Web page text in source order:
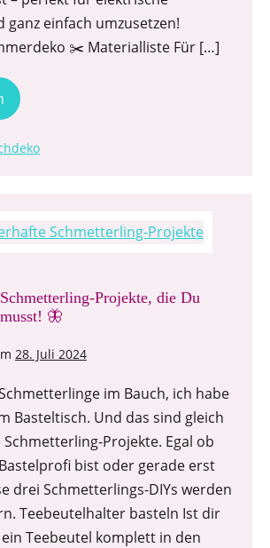
ganz einfach umzusetzen!
✂️ Materialliste Für […]
Projekte, die Du
🦋
28. Juli 2024
im Bauch, ich habe
Basteltisch. Und das sind gleich
Projekte. Egal ob
bist oder gerade erst
drei Schmetterlings-DIYs werden
Teebeutelhalter basteln Ist dir
Teebeutel komplett in den